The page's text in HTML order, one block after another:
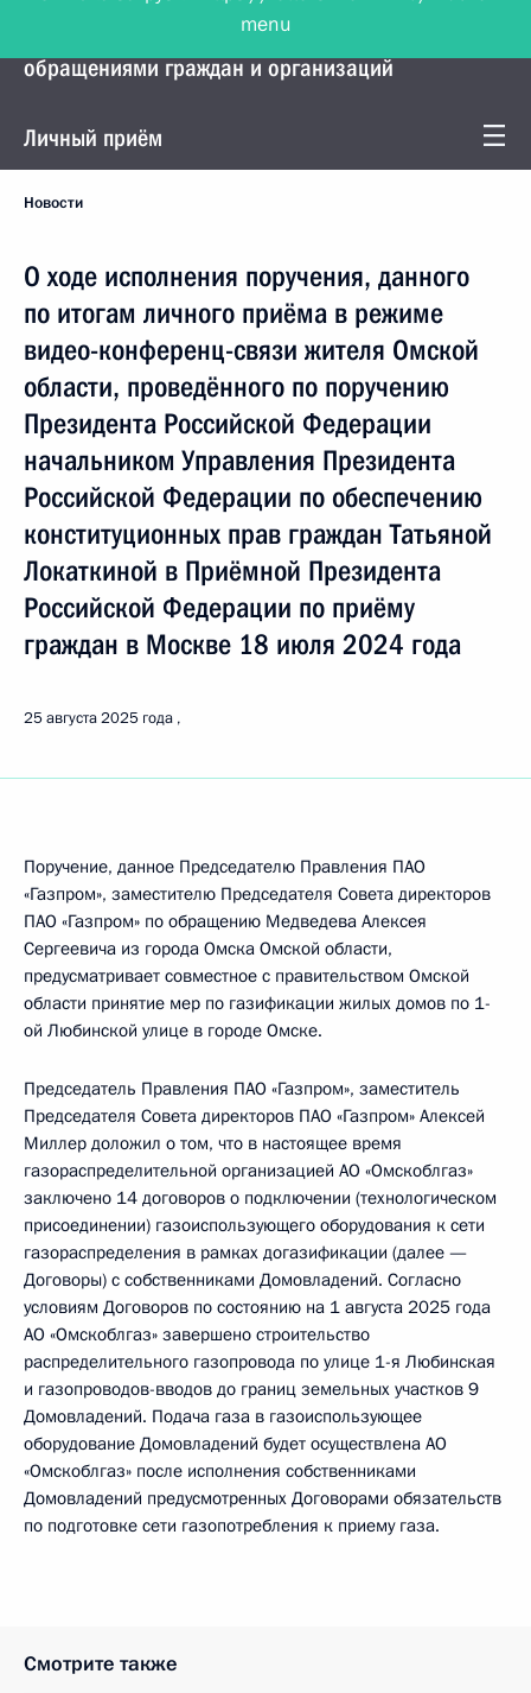
Управление Президента по работе с
обращениями граждан и организаций
Личный приём
Новости
О ходе исполнения поручения, данного
по итогам личного приёма в режиме
видео-конференц-связи жителя Омской
области, проведённого по поручению
Президента Российской Федерации
начальником Управления Президента
Российской Федерации по обеспечению
конституционных прав граждан Татьяной
Локаткиной в Приёмной Президента
Российской Федерации по приёму
граждан в Москве 18 июля 2024 года
25 августа 2025 года
Поручение, данное Председателю Правления ПАО
«Газпром», заместителю Председателя Совета директоров
ПАО «Газпром» по обращению Медведева Алексея
Сергеевича из города Омска Омской области,
предусматривает совместное с правительством Омской
области принятие мер по газификации жилых домов по 1-
ой Любинской улице в городе Омске.
Председатель Правления ПАО «Газпром», заместитель
Председателя Совета директоров ПАО «Газпром» Алексей
Миллер доложил о том, что в настоящее время
газораспределительной организацией АО «Омскоблгаз»
заключено 14 договоров о подключении (технологическом
присоединении) газоиспользующего оборудования к сети
газораспределения в рамках догазификации (далее —
Договоры) с собственниками Домовладений. Согласно
условиям Договоров по состоянию на 1 августа 2025 года
АО «Омскоблгаз» завершено строительство
распределительного газопровода по улице 1-я Любинская
и газопроводов-вводов до границ земельных участков 9
Домовладений. Подача газа в газоиспользующее
оборудование Домовладений будет осуществлена АО
«Омскоблгаз» после исполнения собственниками
Домовладений предусмотренных Договорами обязательств
по подготовке сети газопотребления к приему газа.
Смотрите также
menu